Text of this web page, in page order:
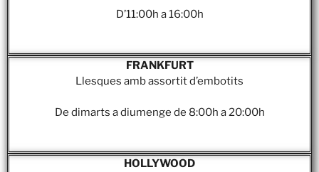
D’11:00h a 16:00h
FRANKFURT
Llesques amb assortit d’embotits
De dimarts a diumenge de 8:00h a 20:00h
HOLLYWOOD